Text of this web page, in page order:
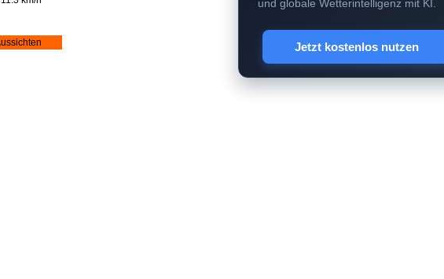
und globale Wetterintelligenz mit KI.
Jetzt kostenlos nutzen